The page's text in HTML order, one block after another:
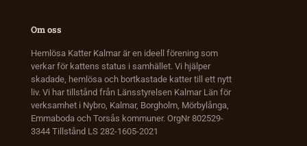
Om oss
Hemlösa Katter Kalmar är en ideell förening som
verkar för kattens status i samhället. Vi hjälper
skadade, hemlösa och bortkastade katter till ett nytt
liv. Vi har tillstånd från Länsstyrelsen Kalmar Län för
verksamhet i Nybro, Kalmar, Borgholm, Mörbylånga,
Emmaboda och Torsås kommuner. OrgNr 802529-
3344 Tillstånd LS 282-1605-2021